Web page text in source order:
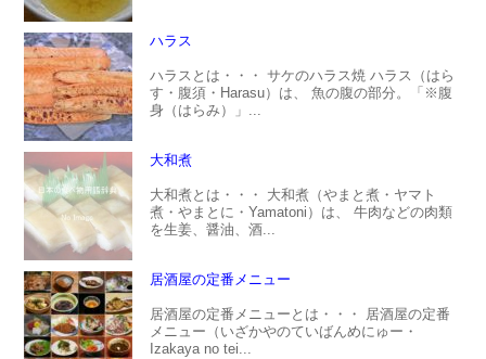
ハラス
ハラスとは・・・ サケのハラス焼 ハラス（はら
す・腹須・Harasu）は、 魚の腹の部分。「※腹
身（はらみ）」...
大和煮
大和煮とは・・・ 大和煮（やまと煮・ヤマト
煮・やまとに・Yamatoni）は、 牛肉などの肉類
を生姜、醤油、酒...
居酒屋の定番メニュー
居酒屋の定番メニューとは・・・ 居酒屋の定番
メニュー（いざかやのていばんめにゅー・
Izakaya no tei...